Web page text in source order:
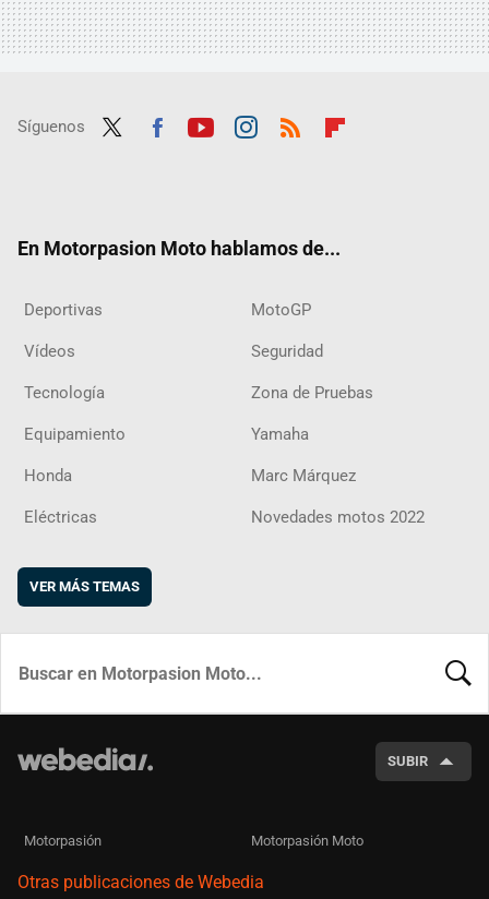
Síguenos
En Motorpasion Moto hablamos de...
Deportivas MotoGP
Vídeos Seguridad
Tecnología Zona de Pruebas
Equipamiento Yamaha
Honda Marc Márquez
Eléctricas Novedades motos 2022
VER MÁS TEMAS
SUBIR
Motorpasión Motorpasión Moto
Otras publicaciones de Webedia